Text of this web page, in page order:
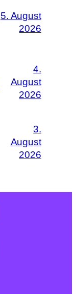
5. August
2026
4.
August
2026
3.
August
2026